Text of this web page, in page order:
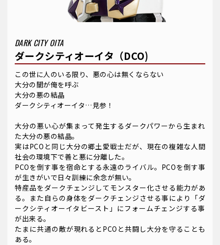
DARK CITY OITA
ダークシティオーイタ（DCO)
この世に人のいる限り、悪の心は無くならない
大分の闇が俺を呼ぶ
大分の悪の結晶
ダークシティオーイタ…見参！
大分の悪い心が集まって発生するダークパワーから生まれ
た大分の悪の結晶。
実はPCOと同じ大分の郷土愛戦士だが、現在の複雑な人間
社会の環境下で善と悪に分離した。
PCOを倒す事を宿命とする永遠のライバル。PCOを倒す事
が生きがいで日々訓練に余念が無い。
特産品をダークチェンジしてモンスター化させる能力があ
る。また自らの身体をダークチェンジさせる事により「ダ
ークシティオーイタビースト」にフォームチェンジする事
が出来る。
たまに共通の敵が現れるとPCOと共闘し大分を守ることも
ある。